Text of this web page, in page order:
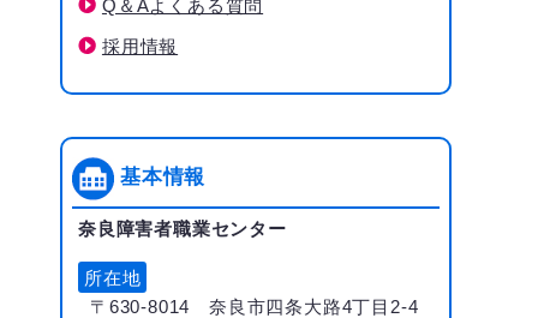
Q＆Aよくある質問
採用情報
基本情報
奈良障害者職業センター
所在地
〒630-8014 奈良市四条大路4丁目2-4